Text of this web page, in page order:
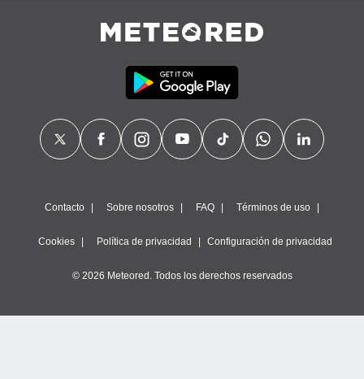
publicidad
Contacto Sobre nosotros FAQ Términos de uso
Cookies Política de privacidad Configuración de privacidad
© 2026 Meteored. Todos los derechos reservados